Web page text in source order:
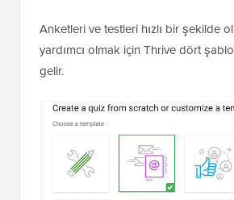
Anketleri ve testleri hızlı bir şekilde
yardımcı olmak için Thrive dört
gelir.